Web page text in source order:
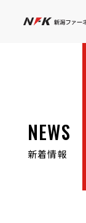
NEWS
新着情報